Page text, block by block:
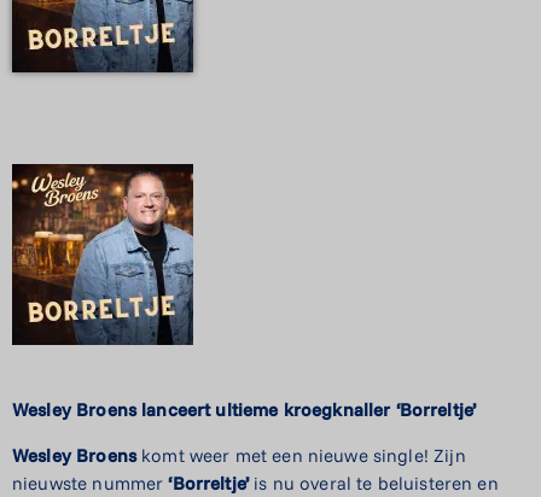
Wesley Broens lanceert ultieme kroegknaller ‘Borreltje’
Wesley Broens komt weer met een nieuwe single! Zijn
nieuwste nummer‘Borreltje’ is nu overal te beluisteren en